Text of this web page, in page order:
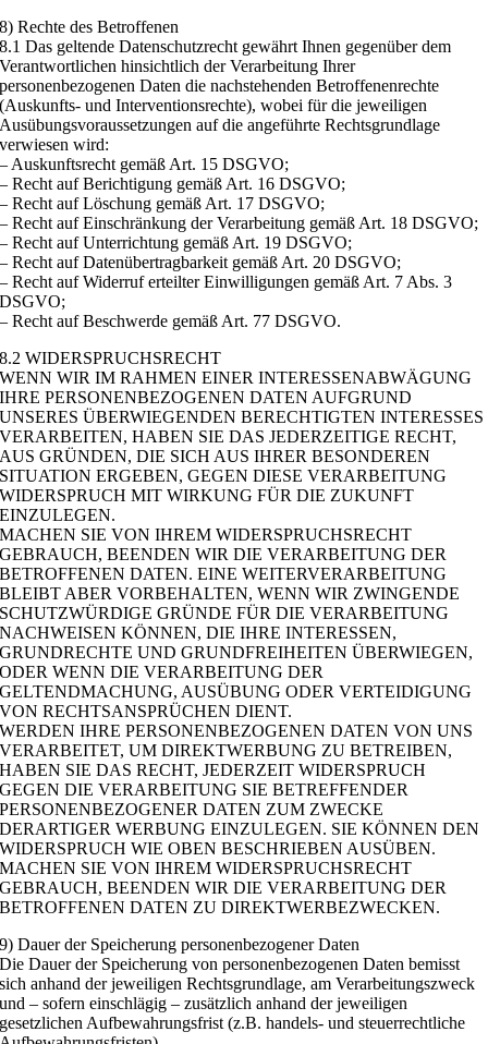
8) Rechte des Betroffenen
8.1 Das geltende Datenschutzrecht gewährt Ihnen gegenüber dem
Verantwortlichen hinsichtlich der Verarbeitung Ihrer
personenbezogenen Daten die nachstehenden Betroffenenrechte
(Auskunfts- und Interventionsrechte), wobei für die jeweiligen
Ausübungsvoraussetzungen auf die angeführte Rechtsgrundlage
verwiesen wird:
– Auskunftsrecht gemäß Art. 15 DSGVO;
– Recht auf Berichtigung gemäß Art. 16 DSGVO;
– Recht auf Löschung gemäß Art. 17 DSGVO;
– Recht auf Einschränkung der Verarbeitung gemäß Art. 18 DSGVO;
– Recht auf Unterrichtung gemäß Art. 19 DSGVO;
– Recht auf Datenübertragbarkeit gemäß Art. 20 DSGVO;
– Recht auf Widerruf erteilter Einwilligungen gemäß Art. 7 Abs. 3
DSGVO;
– Recht auf Beschwerde gemäß Art. 77 DSGVO.
8.2 WIDERSPRUCHSRECHT
WENN WIR IM RAHMEN EINER INTERESSENABWÄGUNG
IHRE PERSONENBEZOGENEN DATEN AUFGRUND
UNSERES ÜBERWIEGENDEN BERECHTIGTEN INTERESSES
VERARBEITEN, HABEN SIE DAS JEDERZEITIGE RECHT,
AUS GRÜNDEN, DIE SICH AUS IHRER BESONDEREN
SITUATION ERGEBEN, GEGEN DIESE VERARBEITUNG
WIDERSPRUCH MIT WIRKUNG FÜR DIE ZUKUNFT
EINZULEGEN.
MACHEN SIE VON IHREM WIDERSPRUCHSRECHT
GEBRAUCH, BEENDEN WIR DIE VERARBEITUNG DER
BETROFFENEN DATEN. EINE WEITERVERARBEITUNG
BLEIBT ABER VORBEHALTEN, WENN WIR ZWINGENDE
SCHUTZWÜRDIGE GRÜNDE FÜR DIE VERARBEITUNG
NACHWEISEN KÖNNEN, DIE IHRE INTERESSEN,
GRUNDRECHTE UND GRUNDFREIHEITEN ÜBERWIEGEN,
ODER WENN DIE VERARBEITUNG DER
GELTENDMACHUNG, AUSÜBUNG ODER VERTEIDIGUNG
VON RECHTSANSPRÜCHEN DIENT.
WERDEN IHRE PERSONENBEZOGENEN DATEN VON UNS
VERARBEITET, UM DIREKTWERBUNG ZU BETREIBEN,
HABEN SIE DAS RECHT, JEDERZEIT WIDERSPRUCH
GEGEN DIE VERARBEITUNG SIE BETREFFENDER
PERSONENBEZOGENER DATEN ZUM ZWECKE
DERARTIGER WERBUNG EINZULEGEN. SIE KÖNNEN DEN
WIDERSPRUCH WIE OBEN BESCHRIEBEN AUSÜBEN.
MACHEN SIE VON IHREM WIDERSPRUCHSRECHT
GEBRAUCH, BEENDEN WIR DIE VERARBEITUNG DER
BETROFFENEN DATEN ZU DIREKTWERBEZWECKEN.
9) Dauer der Speicherung personenbezogener Daten
Die Dauer der Speicherung von personenbezogenen Daten bemisst
sich anhand der jeweiligen Rechtsgrundlage, am Verarbeitungszweck
und – sofern einschlägig – zusätzlich anhand der jeweiligen
gesetzlichen Aufbewahrungsfrist (z.B. handels- und steuerrechtliche